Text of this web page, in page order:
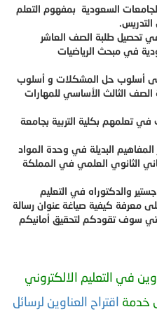
السعودية بمفهوم التعلم
في تحصيل طلبة الصف العاشر
في مبحث الرياضيات
على أسلوب حل المشكلات و أسلوب
الثالث الأساسي للمهارات
في تعلمهم بكلية التربية بجامعة
البديلة في وحدة المواد
الثانوي العلمي في المملكة
والدكتوراه في التعليم
معرفة كيفية صياغة عنوان رسالة
سوف تقودكم لتحقيق أمانيكم
في التعليم الالكتروني
خدمة اقتراح العناوين لرسائل